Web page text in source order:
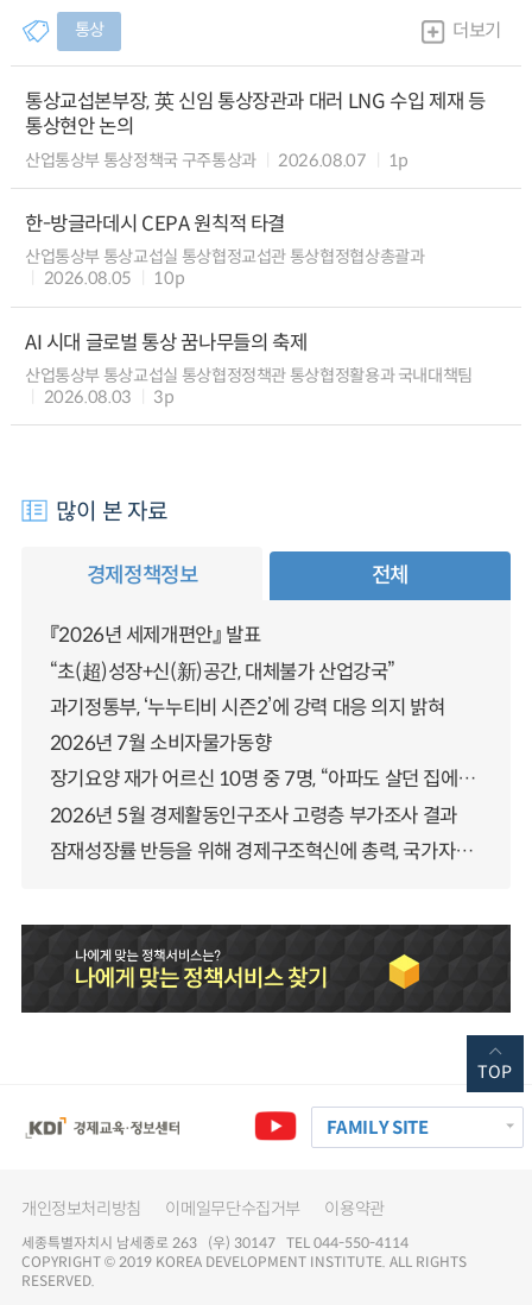
통상 더보기
통상교섭본부장, 英 신임 통상장관과 대러 LNG 수입 제재 등
통상현안 논의
산업통상부 통상정책국 구주통상과 2026.08.07 1p
한-방글라데시 CEPA 원칙적 타결
산업통상부 통상교섭실 통상협정교섭관 통상협정협상총괄과
2026.08.05
10p
AI 시대 글로벌 통상 꿈나무들의 축제
산업통상부 통상교섭실 통상협정정책관 통상협정활용과 국내대책팀
2026.08.03
3p
많이 본 자료
경제정책정보 전체
『2026년 세제개편안』 발표
“초(超)성장+신(新)공간, 대체불가 산업강국”
과기정통부, ‘누누티비 시즌2’에 강력 대응 의지 밝혀
2026년 7월 소비자물가동향
장기요양 재가 어르신 10명 중 7명, “아파도 살던 집에서 살겠다” 「2025년 장기요양실태조사」 결과 발표
2026년 5월 경제활동인구조사 고령층 부가조사 결과
잠재성장률 반등을 위해 경제구조혁신에 총력, 국가자산 관리체계 대전환
FAMILY SITE
개인정보처리방침 이메일무단수집거부 이용약관
세종특별자치시 남세종로 263 (우) 30147 TEL 044-550-4114
COPYRIGHT © 2019 KOREA DEVELOPMENT INSTITUTE. ALL RIGHTS
RESERVED.
TOP